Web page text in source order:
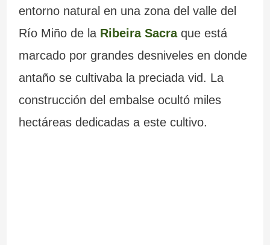
entorno natural en una zona del valle del
Río Miño de la Ribeira Sacraque está
marcado por grandes desniveles en donde
antaño se cultivaba la preciada vid. La
construcción del embalse ocultó miles
hectáreas dedicadas a este cultivo.